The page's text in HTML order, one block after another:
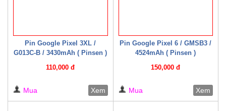
Pin Google Pixel 3XL /
G013C-B / 3430mAh ( Pinsen )
110,000 đ
Mua Xem
Pin Google Pixel 6 / GMSB3 /
4524mAh ( Pinsen )
150,000 đ
Mua Xem